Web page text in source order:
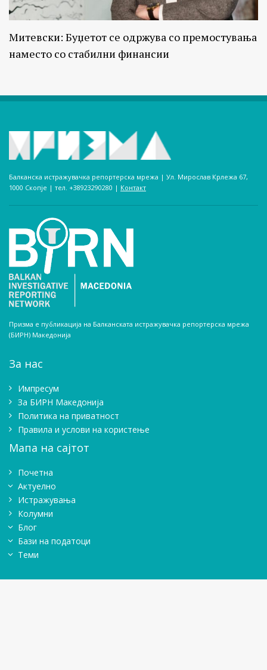
Митевски: Буџетот се одржува со премостувања
наместо со стабилни финансии
Балканска истражувачка репортерска мрежа | Ул. Мирослав Крлежа 67,
1000 Скопје | тел. +38923290280­ | Контакт
Призма е публикација на Балканската истражувачка репортерска мрежа
(БИРН) Македонија
За нас
Импресум
Зa БИРН Македонија
Политика на приватност
Правила и услови на користење
Мапа на сајтот
Почетна
Актуелно
Истражувањa
Колумни
Блог
Бази на податоци
Теми